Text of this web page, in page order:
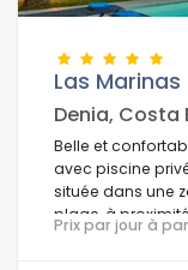
Las Marinas
Denia, Costa
Belle et
avec piscine
située dans une
plage, à
plage Las
Prix par jour à